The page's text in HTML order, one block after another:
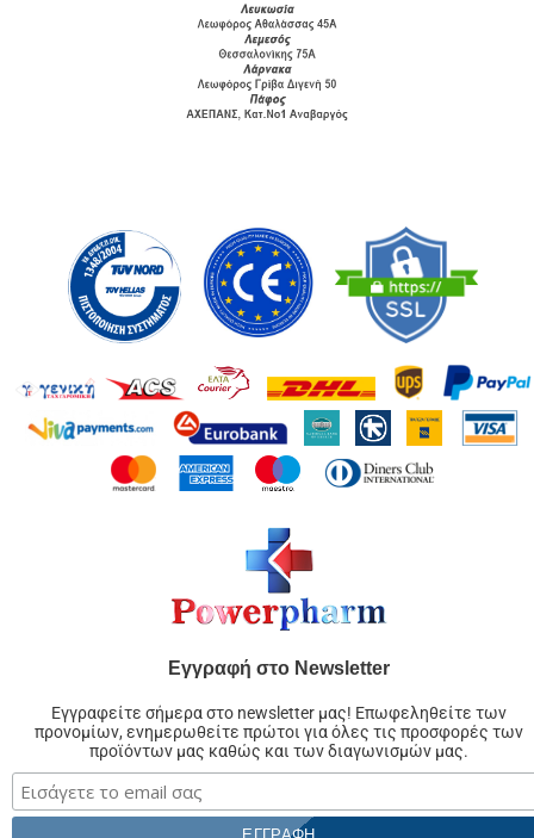
Εγγραφή στο Newsletter
Εγγραφείτε σήμερα στο newsletter μας! Επωφεληθείτε των
προνομίων, ενημερωθείτε πρώτοι για όλες τις προσφορές των
προϊόντων μας καθώς και των διαγωνισμών μας.